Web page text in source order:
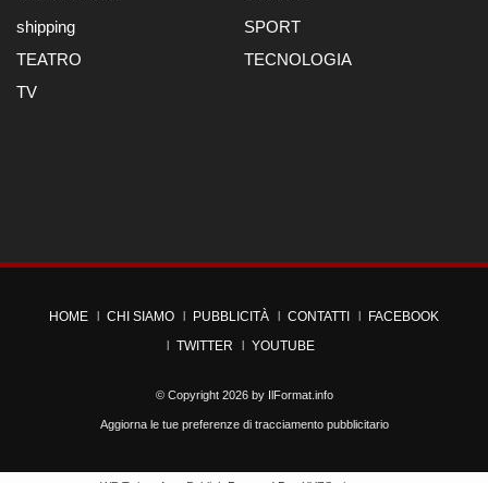
shipping
SPORT
TEATRO
TECNOLOGIA
TV
HOME CHI SIAMO PUBBLICITÀ CONTATTI
FACEBOOK
TWITTER
YOUTUBE
© Copyright 2026 by IlFormat.info
Aggiorna le tue preferenze di tracciamento pubblicitario